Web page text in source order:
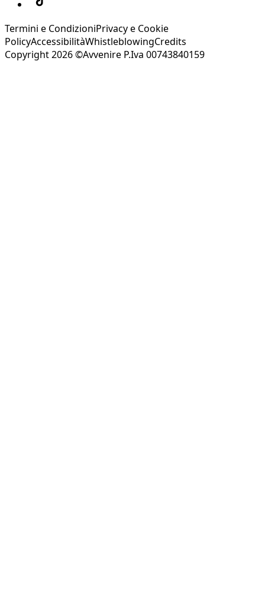
Termini e CondizioniPrivacy e Cookie
PolicyAccessibilitàWhistleblowingCredits
Copyright 2026 ©Avvenire P.Iva 00743840159